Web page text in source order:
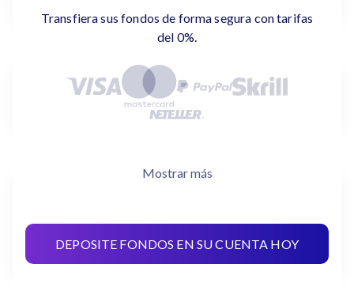
Transfiera sus fondos de forma segura con tarifas
del 0%.
Mostrar más
DEPOSITE FONDOS EN SU CUENTA HOY